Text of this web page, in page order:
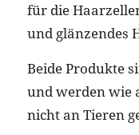
für die
und glänzendes
Beide Produkte
und werden wie
nicht an Tieren